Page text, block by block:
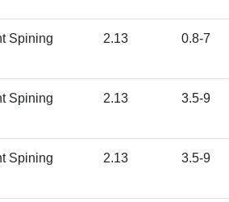
Spining 2.13 0.8-7
Spining 2.13 3.5-9
Spining 2.13 3.5-9